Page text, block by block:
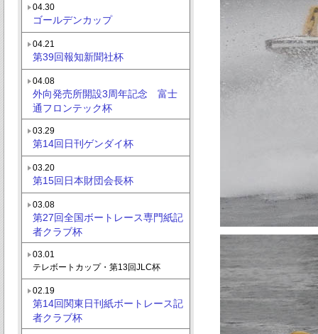
04.30
ゴールデンカップ
04.21
第39回報知新聞社杯
04.08
外向発売所開設3周年記念 富士
通フロンテック杯
03.29
第14回日刊ゲンダイ杯
03.20
第15回日本財団会長杯
03.08
第27回全国ボートレース専門紙記
者クラブ杯
03.01
テレボートカップ・第13回JLC杯
02.19
第14回関東日刊紙ボートレース記
者クラブ杯